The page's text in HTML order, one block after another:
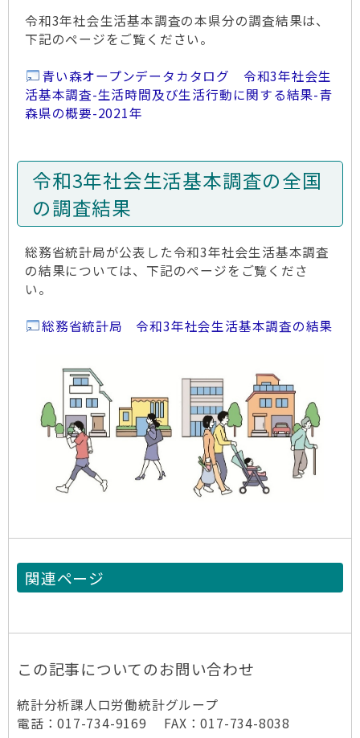
令和3年社会生活基本調査の本県分の調査結果は、
下記のページをご覧ください。
青い森オープンデータカタログ 令和3年社会生
活基本調査-生活時間及び生活行動に関する結果-青
森県の概要-2021年
令和3年社会生活基本調査の全国
の調査結果
総務省統計局が公表した令和3年社会生活基本調査
の結果については、下記のページをご覧くださ
い。
総務省統計局 令和3年社会生活基本調査の結果
関連ページ
この記事についてのお問い合わせ
統計分析課人口労働統計グループ
電話：017-734-9169 FAX：017-734-8038